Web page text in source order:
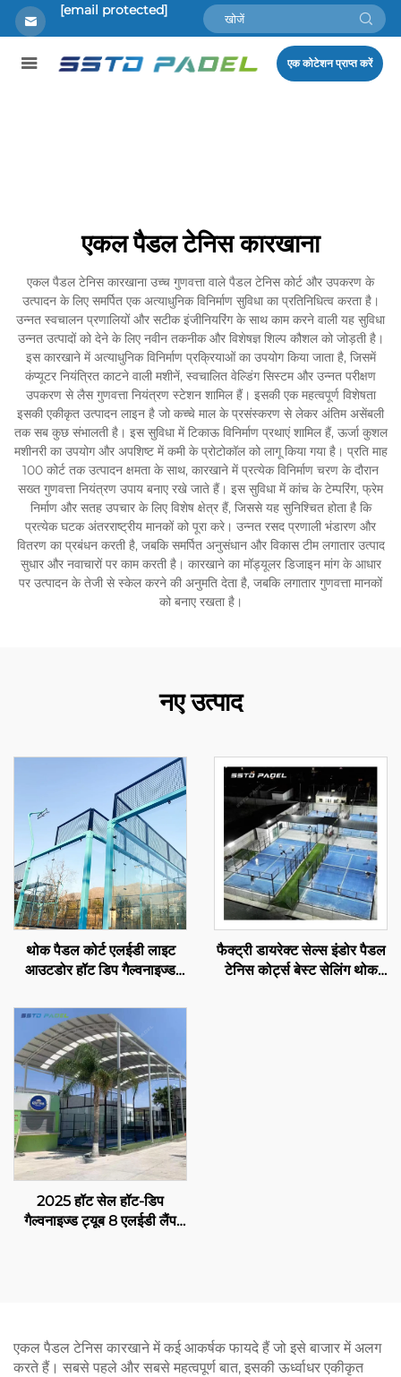
[email protected]
एक कोटेशन प्राप्त करें
एकल पैडल टेनिस कारखाना
एकल पैडल टेनिस कारखाना उच्च गुणवत्ता वाले पैडल टेनिस कोर्ट और उपकरण के
उत्पादन के लिए समर्पित एक अत्याधुनिक विनिर्माण सुविधा का प्रतिनिधित्व करता है।
उन्नत स्वचालन प्रणालियों और सटीक इंजीनियरिंग के साथ काम करने वाली यह सुविधा
उन्नत उत्पादों को देने के लिए नवीन तकनीक और विशेषज्ञ शिल्प कौशल को जोड़ती है।
इस कारखाने में अत्याधुनिक विनिर्माण प्रक्रियाओं का उपयोग किया जाता है, जिसमें
कंप्यूटर नियंत्रित काटने वाली मशीनें, स्वचालित वेल्डिंग सिस्टम और उन्नत परीक्षण
उपकरण से लैस गुणवत्ता नियंत्रण स्टेशन शामिल हैं। इसकी एक महत्वपूर्ण विशेषता
इसकी एकीकृत उत्पादन लाइन है जो कच्चे माल के प्रसंस्करण से लेकर अंतिम असेंबली
तक सब कुछ संभालती है। इस सुविधा में टिकाऊ विनिर्माण प्रथाएं शामिल हैं, ऊर्जा कुशल
मशीनरी का उपयोग और अपशिष्ट में कमी के प्रोटोकॉल को लागू किया गया है। प्रति माह
100 कोर्ट तक उत्पादन क्षमता के साथ, कारखाने में प्रत्येक विनिर्माण चरण के दौरान
सख्त गुणवत्ता नियंत्रण उपाय बनाए रखे जाते हैं। इस सुविधा में कांच के टेम्परिंग, फ्रेम
निर्माण और सतह उपचार के लिए विशेष क्षेत्र हैं, जिससे यह सुनिश्चित होता है कि
प्रत्येक घटक अंतरराष्ट्रीय मानकों को पूरा करे। उन्नत रसद प्रणाली भंडारण और
वितरण का प्रबंधन करती है, जबकि समर्पित अनुसंधान और विकास टीम लगातार उत्पाद
सुधार और नवाचारों पर काम करती है। कारखाने का मॉड्यूलर डिजाइन मांग के आधार
पर उत्पादन के तेजी से स्केल करने की अनुमति देता है, जबकि लगातार गुणवत्ता मानकों
को बनाए रखता है।
नए उत्पाद
थोक पैडल कोर्ट एलईडी लाइट
आउटडोर हॉट डिप गैल्वनाइज्ड
001-1
फैक्ट्री डायरेक्ट सेल्स इंडोर पैडल
टेनिस कोर्ट्स बेस्ट सेलिंग थोक
2025 हॉट सेल हॉट-डिप
गैल्वनाइज्ड ट्यूब 8 एलईडी लैंप
एकल पैडल टेनिस कारखाने में कई आकर्षक फायदे हैं जो इसे बाजार में अलग
करते हैं। सबसे पहले और सबसे महत्वपूर्ण बात, इसकी ऊर्ध्वाधर एकीकृत